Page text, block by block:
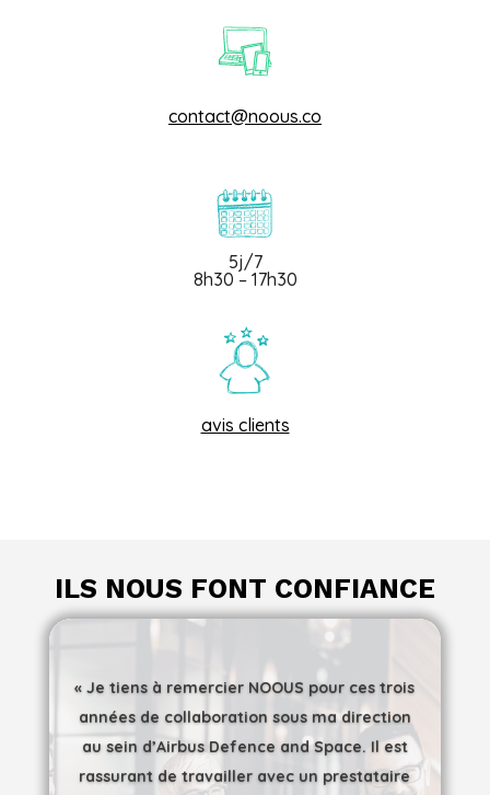
contact@noous.co
5j/7
8h30 – 17h30
avis clients
ILS NOUS FONT CONFIANCE
« Je tiens à remercier NOOUS pour ces trois
années de collaboration sous ma direction
au sein d’Airbus Defence and Space. Il est
rassurant de travailler avec un prestataire